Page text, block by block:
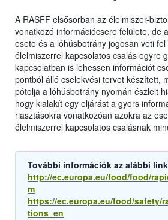
A RASFF elsősorban az élelmiszer-
vonatkozó információcsere felülete, de
esete és a lóhúsbotrány jogosan veti
élelmiszerrel kapcsolatos csalás egyre
kapcsolatban is lehessen információt
pontból álló cselekvési tervet készített,
pótolja a lóhúsbotrány nyomán észlelt
hogy kialakít egy eljárást a gyors
riasztásokra vonatkozóan azokra az
élelmiszerrel kapcsolatos csalásnak
További információk az alábbi
http://ec.europa.eu/food/food/
m
https://ec.europa.eu/food/safety/
tions_en